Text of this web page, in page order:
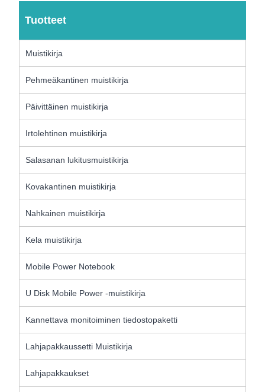
Tuotteet
Muistikirja
Pehmeäkantinen muistikirja
Päivittäinen muistikirja
Irtolehtinen muistikirja
Salasanan lukitusmuistikirja
Kovakantinen muistikirja
Nahkainen muistikirja
Kela muistikirja
Mobile Power Notebook
U Disk Mobile Power -muistikirja
Kannettava monitoiminen tiedostopaketti
Lahjapakkaussetti Muistikirja
Lahjapakkaukset